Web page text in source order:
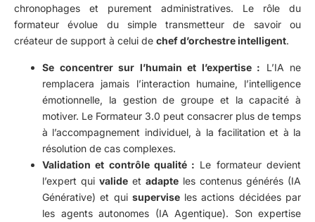
chronophages et purement administratives. Le rôle du
formateur évolue du simple transmetteur de savoir ou
créateur de support à celui de chef d’orchestre intelligent.
Se concentrer sur l’humain et l’expertise : L’IA ne
remplacera jamais l’interaction humaine, l’intelligence
émotionnelle, la gestion de groupe et la capacité à
motiver. Le Formateur 3.0 peut consacrer plus de temps
à l’accompagnement individuel, à la facilitation et à la
résolution de cas complexes.
Validation et contrôle qualité : Le formateur devient
l’expert qui valide et adapte les contenus générés (IA
Générative) et qui superviseles actions décidées par
les agents autonomes (IA Agentique). Son expertise